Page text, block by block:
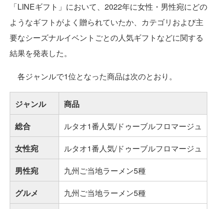
「LINEギフト」において、2022年に女性・男性宛にどの
ようなギフトがよく贈られていたか、カテゴリおよび主
要なシーズナルイベントごとの人気ギフトなどに関する
結果を発表した。
各ジャンルで1位となった商品は次のとおり。
ジャンル
商品
総合
ルタオ1番人気/ドゥーブルフロマージュ
女性宛
ルタオ1番人気/ドゥーブルフロマージュ
男性宛
九州ご当地ラーメン5種
グルメ
九州ご当地ラーメン5種